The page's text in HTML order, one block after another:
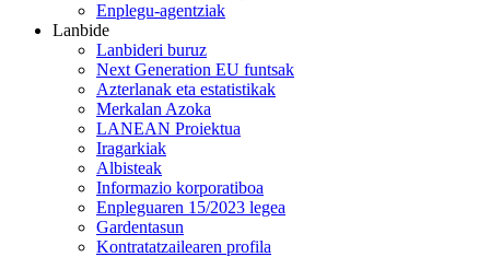
Enplegu-agentziak
Lanbide
Lanbideri buruz
Next Generation EU funtsak
Azterlanak eta estatistikak
Merkalan Azoka
LANEAN Proiektua
Iragarkiak
Albisteak
Informazio korporatiboa
Enpleguaren 15/2023 legea
Gardentasun
Kontratatzailearen profila